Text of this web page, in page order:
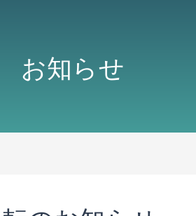
お知らせ